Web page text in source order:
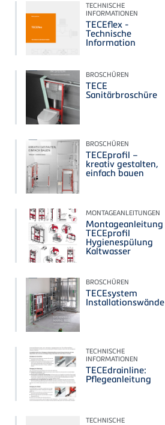
TECHNISCHE
INFORMATIONEN
TECEflex -
Technische
Information
BROSCHÜREN
TECE
Sanitärbroschüre
BROSCHÜREN
TECEprofil –
kreativ gestalten,
einfach bauen
MONTAGEANLEITUNGEN
Montageanleitung
TECEprofil
Hygienespülung
Kaltwasser
BROSCHÜREN
TECEsystem
Installationswände
TECHNISCHE
INFORMATIONEN
TECEdrainline:
Pflegeanleitung
TECHNISCHE